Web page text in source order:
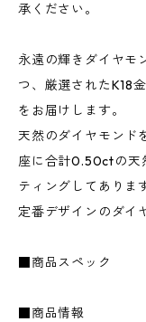
承ください。
永遠の輝きダイヤモ
つ、厳選されたK18
をお届けします。
天然のダイヤモンド
座に合計0.50ctの天
ティングしてありま
定番デザインのダイ
■商品スペック
■商品情報